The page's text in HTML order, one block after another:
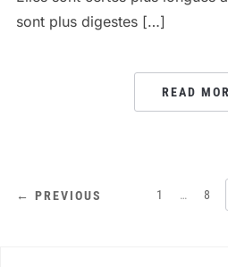
sont plus digestes […]
READ
PAGINATION
← PREVIOUS 1 … 8